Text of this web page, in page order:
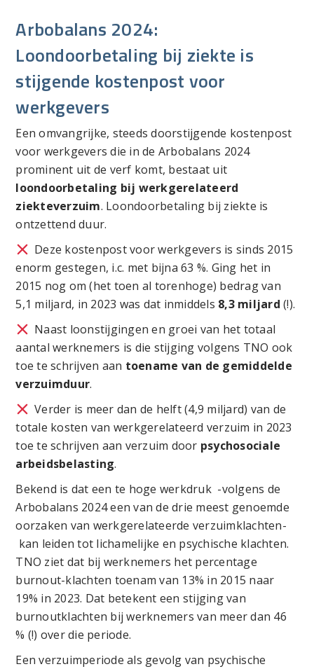
Arbobalans 2024:
Loondoorbetaling bij ziekte is
stijgende kostenpost voor
werkgevers
Een omvangrijke, steeds doorstijgende kostenpost
voor werkgevers die in de Arbobalans 2024
prominent uit de verf komt, bestaat uit
loondoorbetaling bij werkgerelateerd
ziekteverzuim. Loondoorbetaling bij ziekte is
ontzettend duur.
Deze kostenpost voor werkgevers is sinds 2015
enorm gestegen, i.c. met bijna 63 %. Ging het in
2015 nog om (het toen al torenhoge) bedrag van
5,1 miljard, in 2023 was dat inmiddels 8,3 miljard (!).
Naast loonstijgingen en groei van het totaal
aantal werknemers is die stijging volgens TNO ook
toe te schrijven aan toename van de gemiddelde
verzuimduur.
Verder is meer dan de helft (4,9 miljard) van de
totale kosten van werkgerelateerd verzuim in 2023
toe te schrijven aan verzuim door psychosociale
arbeidsbelasting.
Bekend is dat een te hoge werkdruk -volgens de
Arbobalans 2024 een van de drie meest genoemde
oorzaken van werkgerelateerde verzuimklachten-
kan leiden tot lichamelijke en psychische klachten.
TNO ziet dat bij werknemers het percentage
burnout-klachten toenam van 13% in 2015 naar
19% in 2023. Dat betekent een stijging van
burnoutklachten bij werknemers van meer dan 46
% (!) over die periode.
Een verzuimperiode als gevolg van psychische